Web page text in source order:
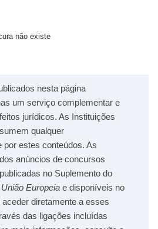
não existe
nesta página
um serviço complementar e
jurídicos. As Instituições
qualquer
por estes conteúdos. As
anúncios de concursos
no Suplemento do
Europeia e disponíveis no
diretamente a esses
das ligações incluídas